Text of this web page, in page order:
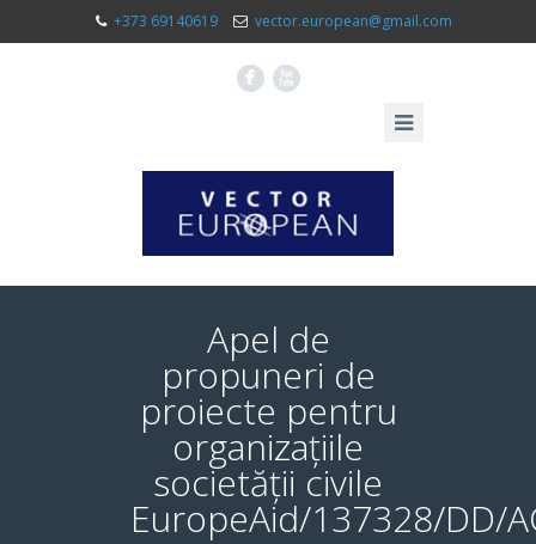
+373 69140619 vector.european@gmail.com
F X
Apel de
propuneri de
proiecte pentru
organizațiile
societății civile
EuropeAid/137328/DD/